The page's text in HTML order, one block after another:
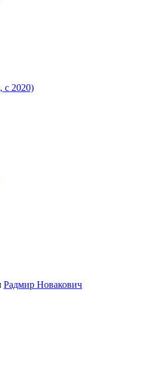
с 2020)
Радмир Новакович